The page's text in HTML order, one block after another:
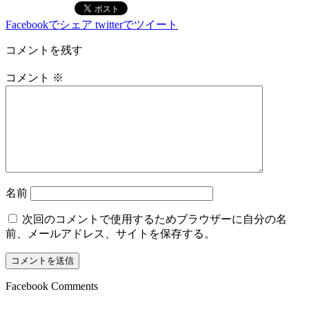
Facebookでシェア twitterでツイート
コメントを残す
コメント ※
名前
次回のコメントで使用するためブラウザーに自分の名
前、メールアドレス、サイトを保存する。
Facebook Comments